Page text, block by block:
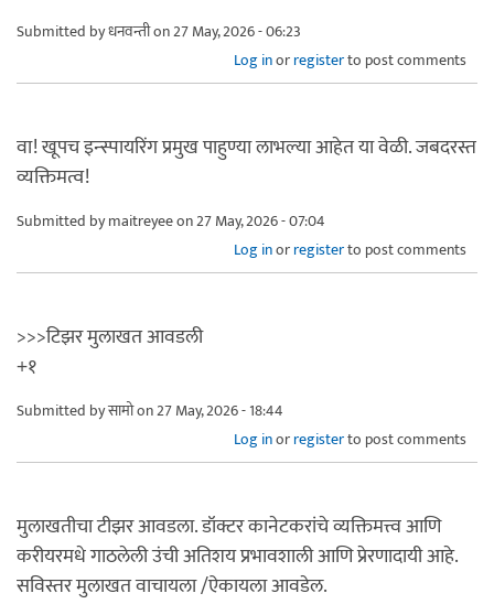
Submitted byधनवन्तीon 27 May, 2026 - 06:23
Log inorregisterto post comments
वा! खूपच इन्स्पायरिंग प्रमुख पाहुण्या लाभल्या आहेत या वेळी. जबदरस्त
व्यक्तिमत्व!
Submitted bymaitreyeeon 27 May, 2026 - 07:04
Log inorregisterto post comments
>>>टिझर मुलाखत आवडली
+१
Submitted byसामोon 27 May, 2026 - 18:44
Log inorregisterto post comments
मुलाखतीचा टीझर आवडला. डॉक्टर कानेटकरांचे व्यक्तिमत्त्व आणि
करीयरमधे गाठलेली उंची अतिशय प्रभावशाली आणि प्रेरणादायी आहे.
सविस्तर मुलाखत वाचायला /ऐकायला आवडेल.